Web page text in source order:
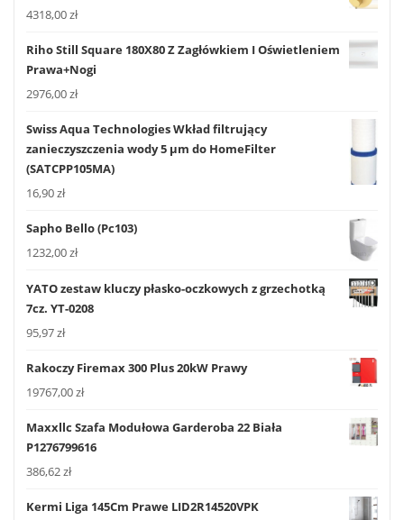
4318,00zł
Riho Still Square 180X80 Z Zagłówkiem I Oświetleniem
Prawa+Nogi
2976,00zł
Swiss Aqua Technologies Wkład filtrujący
zanieczyszczenia wody 5 μm do HomeFilter
(SATCPP105MA)
16,90zł
Sapho Bello (Pc103)
1232,00zł
YATO zestaw kluczy płasko-oczkowych z grzechotką
7cz. YT-0208
95,97zł
Rakoczy Firemax 300 Plus 20kW Prawy
19767,00zł
Maxxllc Szafa Modułowa Garderoba 22 Biała
P1276799616
386,62zł
Kermi Liga 145Cm Prawe LID2R14520VPK